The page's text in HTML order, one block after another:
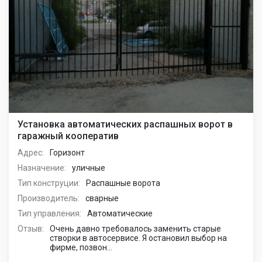
Установка автоматических распашных ворот в
гаражный кооператив
Адрес:
Горизонт
Назначение:
уличные
Тип конструции:
Распашные ворота
Производитель:
сварные
Тип управления:
Автоматические
Отзыв:
Очень давно требовалось заменить старые
створки в автосервисе. Я остановил выбор на
фирме, позвон...